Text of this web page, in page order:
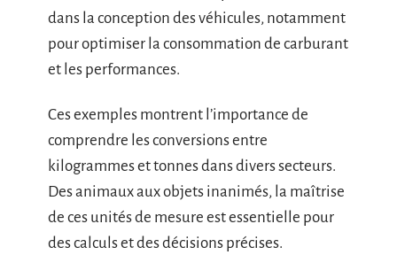
dans la conception des véhicules, notamment
pour optimiser la consommation de carburant
et les performances.
Ces exemples montrent l’importance de
comprendre les conversions entre
kilogrammes et tonnes dans divers secteurs.
Des animaux aux objets inanimés, la maîtrise
de ces unités de mesure est essentielle pour
des calculs et des décisions précises.